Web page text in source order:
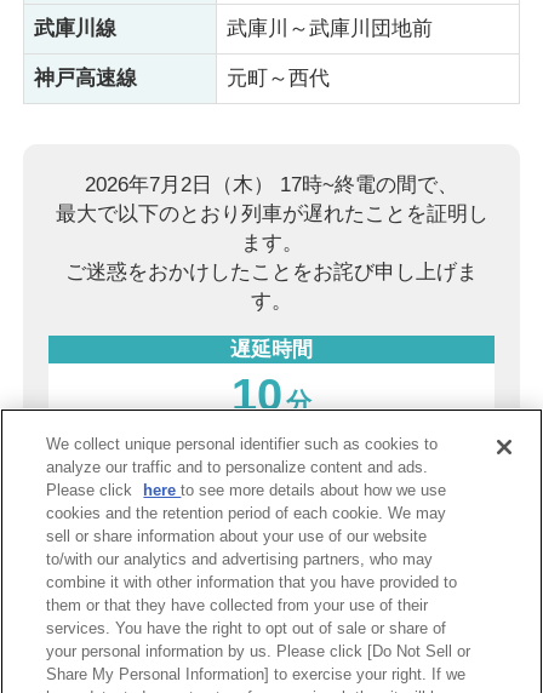
武庫川線 武庫川～武庫川団地前
神戸高速線 元町～西代
2026年7月2日（木） 17時~終電の間で、
最大で以下のとおり列車が遅れたことを証明し
ます。
ご迷惑をおかけしたことをお詫び申し上げま
す。
遅延時間
10分
2026年8月8日（土）
阪神電気鉄道株式会社
PDF表示
We collect unique personal identifier such as cookies to
analyze our traffic and to personalize content and ads.
Please click
hereto see more details about how we use
cookies and the retention period of each cookie. We may
sell or share information about your use of our website
to/with our analytics and advertising partners, who may
combine it with other information that you have provided to
them or that they have collected from your use of their
services. You have the right to opt out of sale or share of
your personal information by us. Please click [Do Not Sell or
Share My Personal Information] to exercise your right. If we